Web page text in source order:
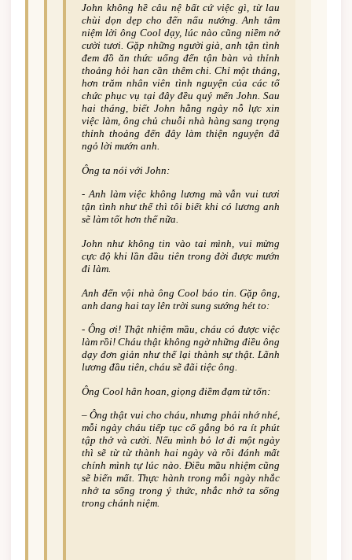
John không hề câu nệ bất cứ việc gì, từ lau
chùi dọn dẹp cho đến nấu nướng. Anh tâm
niệm lời ông Cool dạy, lúc nào cũng niềm nở
cười tươi. Gặp những người già, anh tận tình
đem đồ ăn thức uống đến tận bàn và thỉnh
thoảng hỏi han cần thêm chi. Chỉ một tháng,
hơn trăm nhân viên tình nguyện của các tổ
chức phục vụ tại đây đều quý mến John. Sau
hai tháng, biết John hằng ngày nỗ lực xin
việc làm, ông chủ chuỗi nhà hàng sang trọng
thỉnh thoảng đến đây làm thiện nguyện đã
ngỏ lời mướn anh.
Ông ta nói với John:
-­ Anh làm việc không lương mà vẫn vui tươi
tận tình như thế thì tôi biết khi có lương anh
sẽ làm tốt hơn thế nữa.
John như không tin vào tai mình, vui mừng
cực độ khi lần đầu tiên trong đời được mướn
đi làm.
Anh đến vội nhà ông Cool báo tin. Gặp ông,
anh dang hai tay lên trời sung sướng hét to:
-­ Ông ơi! Thật nhiệm mầu, cháu có được việc
làm rồi! Cháu thật không ngờ những điều ông
dạy đơn giản như thế lại thành sự thật. Lãnh
lương đầu tiên, cháu sẽ đãi tiệc ông.
Ông Cool hân hoan, giọng điềm đạm từ tốn:
– Ông thật vui cho cháu, nhưng phải nhớ nhé,
mỗi ngày cháu tiếp tục cố gắng bỏ ra ít phút
tập thở và cười. Nếu mình bỏ lơ đi một ngày
thì sẽ từ từ thành hai ngày và rồi đánh mất
chính mình tự lúc nào. Điều mầu nhiệm cũng
sẽ biến mất. Thực hành trong mỗi ngày nhắc
nhở ta sống trong ý thức, nhắc nhở ta sống
trong chánh niệm.